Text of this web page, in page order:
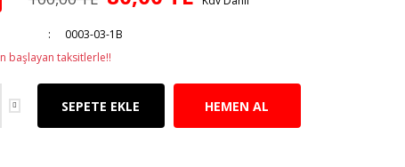
0003-03-1B
başlayan taksitlerle!!
SEPETE EKLE HEMEN AL